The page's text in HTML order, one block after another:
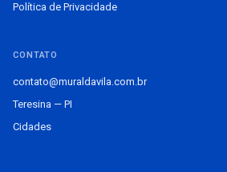
Política de Privacidade
CONTATO
contato@muraldavila.com.br
Teresina — PI
Cidades